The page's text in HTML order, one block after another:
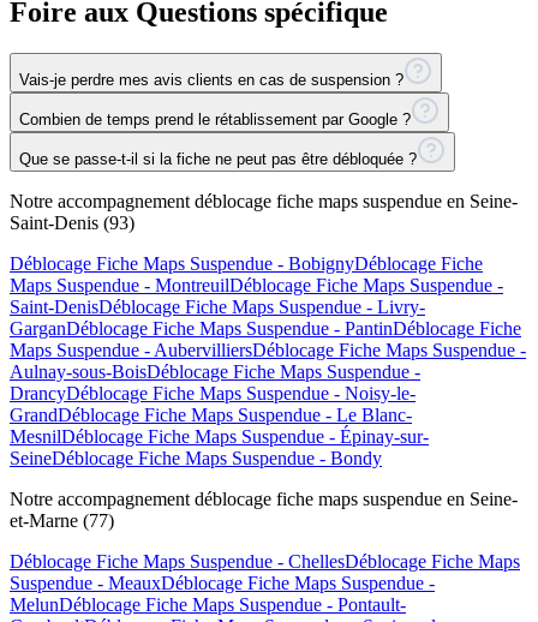
Foire aux Questions spécifique
Vais-je perdre mes avis clients en cas de suspension ?
Combien de temps prend le rétablissement par Google ?
Que se passe-t-il si la fiche ne peut pas être débloquée ?
Notre accompagnement déblocage fiche maps suspendue en Seine-
Saint-Denis (93)
Déblocage Fiche Maps Suspendue - BobignyDéblocage Fiche
Maps Suspendue - MontreuilDéblocage Fiche Maps Suspendue -
Saint-DenisDéblocage Fiche Maps Suspendue - Livry-
GarganDéblocage Fiche Maps Suspendue - PantinDéblocage Fiche
Maps Suspendue - AubervilliersDéblocage Fiche Maps Suspendue -
Aulnay-sous-BoisDéblocage Fiche Maps Suspendue -
DrancyDéblocage Fiche Maps Suspendue - Noisy-le-
GrandDéblocage Fiche Maps Suspendue - Le Blanc-
MesnilDéblocage Fiche Maps Suspendue - Épinay-sur-
SeineDéblocage Fiche Maps Suspendue - Bondy
Notre accompagnement déblocage fiche maps suspendue en Seine-
et-Marne (77)
Déblocage Fiche Maps Suspendue - ChellesDéblocage Fiche Maps
Suspendue - MeauxDéblocage Fiche Maps Suspendue -
MelunDéblocage Fiche Maps Suspendue - Pontault-